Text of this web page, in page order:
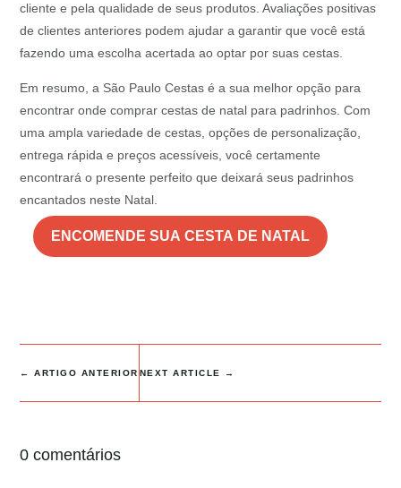
cliente e pela qualidade de seus produtos. Avaliações positivas
de clientes anteriores podem ajudar a garantir que você está
fazendo uma escolha acertada ao optar por suas cestas.
Em resumo, a São Paulo Cestas é a sua melhor opção para
encontrar onde comprar cestas de natal para padrinhos. Com
uma ampla variedade de cestas, opções de personalização,
entrega rápida e preços acessíveis, você certamente
encontrará o presente perfeito que deixará seus padrinhos
encantados neste Natal.
ENCOMENDE SUA CESTA DE NATAL
←ARTIGO ANTERIOR NEXT ARTICLE →
0 comentários